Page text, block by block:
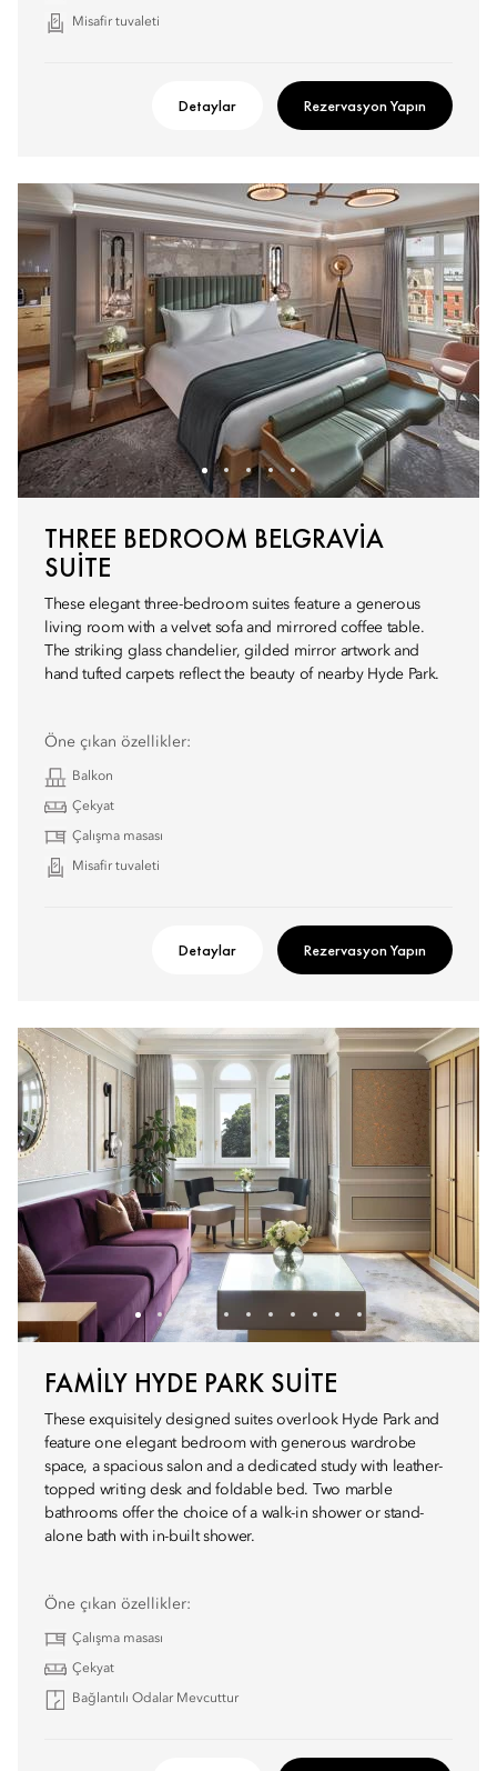
Misafir tuvaleti
Detaylar Rezervasyon Yapın
THREE BEDROOM BELGRAVIA
SUITE
These elegant three-bedroom suites feature a generous
living room with a velvet sofa and mirrored coffee table.
The striking glass chandelier, gilded mirror artwork and
hand tufted carpets reflect the beauty of nearby Hyde Park.
Öne çıkan özellikler:
Balkon
Çekyat
Çalışma masası
Misafir tuvaleti
Detaylar Rezervasyon Yapın
FAMILY HYDE PARK SUITE
These exquisitely designed suites overlook Hyde Park and
feature one elegant bedroom with generous wardrobe
space, a spacious salon and a dedicated study with leather-
topped writing desk and foldable bed. Two marble
bathrooms offer the choice of a walk-in shower or stand-
alone bath with in-built shower.
Öne çıkan özellikler:
Çalışma masası
Çekyat
Bağlantılı Odalar Mevcuttur